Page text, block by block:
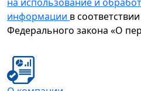
информации в
Федерального закона «О